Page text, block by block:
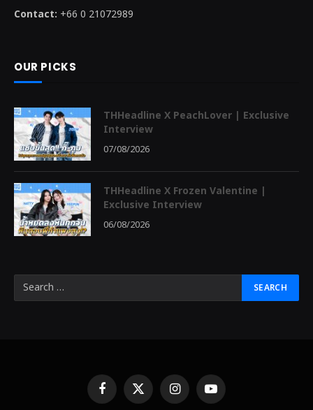
Contact: +66 0 21072989
OUR PICKS
THHeadline X PeachLover | Exclusive
Interview
07/08/2026
THHeadline X Frozen Valentine |
Exclusive Interview
06/08/2026
FacebookX
InstagramYouTube